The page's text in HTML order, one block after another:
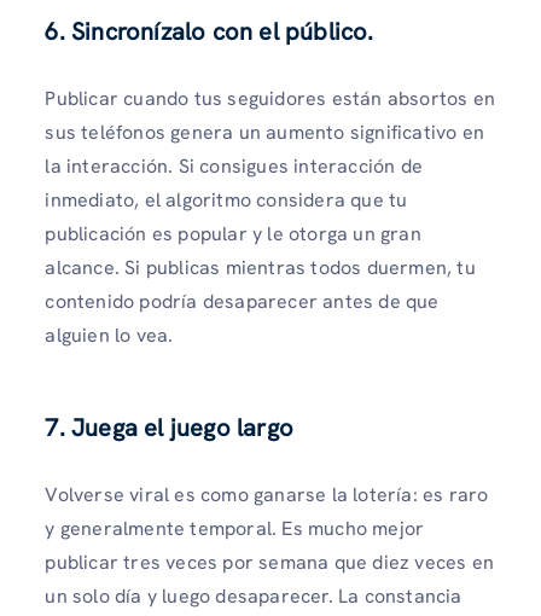
6. Sincronízalo con el público.
Publicar cuando tus seguidores están absortos en
sus teléfonos genera un aumento significativo en
la interacción. Si consigues interacción de
inmediato, el algoritmo considera que tu
publicación es popular y le otorga un gran
alcance. Si publicas mientras todos duermen, tu
contenido podría desaparecer antes de que
alguien lo vea.
7. Juega el juego largo
Volverse viral es como ganarse la lotería: es raro
y generalmente temporal. Es mucho mejor
publicar tres veces por semana que diez veces en
un solo día y luego desaparecer. La constancia